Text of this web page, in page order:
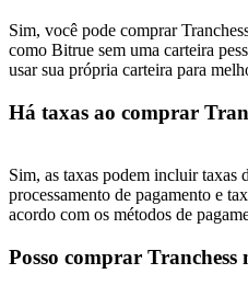
Trade New Futures, Win
77,777+3k Rewards
Sim, você pode comprar
como Bitrue sem uma carteira
usar sua própria carteira para
Há taxas ao comprar
Sim, as taxas podem incluir taxas
processamento de pagamento e
acordo com os métodos de
Posso comprar Tranchess